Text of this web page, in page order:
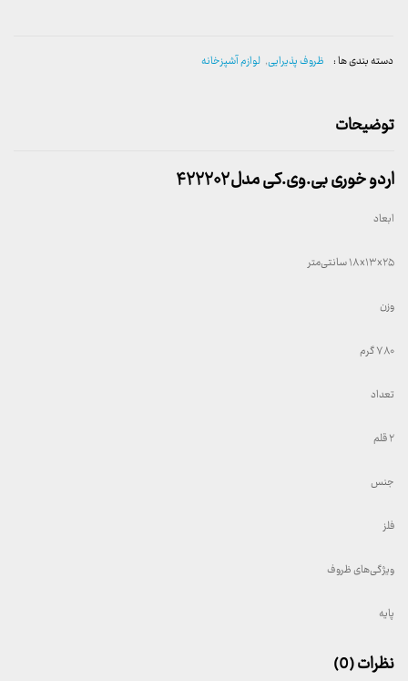
دسته بندی ها : ظروف پذیرایی, لوازم آشپزخانه
توضیحات
اردو خوری بی.وی.کی مدل ۴۲۲۲۰۲
ابعاد
۱۸x۱۳x۲۵ سانتی‌متر
وزن
۷۸۰ گرم
تعداد
۲ قلم
جنس
فلز
ویژگی‌های ظروف
پایه
نظرات (0)